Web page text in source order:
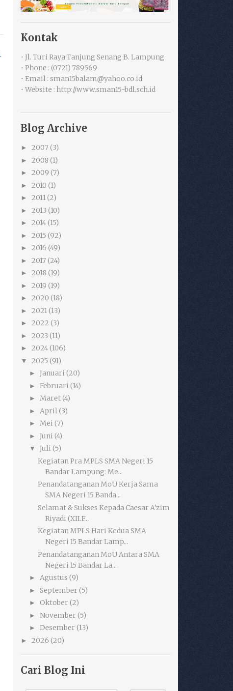
Kontak
• Jl. Turi Raya Tanjung Senang B. Lampung
• Phone : (0721) 789569
• Email : sman15balam@yahoo.co.id
• Website : http://www.sman15-bdl.sch.id
Blog Archive
► 2007 (3)
► 2008 (1)
► 2009 (7)
► 2010 (1)
► 2011(2)
► 2013 (10)
► 2014(15)
► 2015 (92)
► 2016 (49)
► 2017 (24)
► 2018 (19)
► 2019 (19)
► 2020 (18)
► 2021(13)
► 2022 (3)
► 2023 (11)
► 2024(106)
▼ 2025 (91)
► Januari (20)
► Februari (14)
► Maret(4)
► April(3)
► Mei (7)
► Juni (4)
▼ Juli (5)
Kegiatan Pra MPLS SMA Negeri 15
Bandar Lampung: Me...
Penandatanganan MoU Kerja Sama
SMA Negeri 15 Banda...
Selamat & Sukses Kepada Caesar A'zim
Riyadi (XII.F...
Kegiatan MPLS Hari Kedua SMA
Negeri 15 Bandar Lamp...
Penandatanganan MoU Antara SMA
Negeri 15 Bandar La...
► Agustus (9)
► September (5)
► Oktober (2)
► November (5)
► Desember (13)
► 2026 (20)
Cari Blog Ini